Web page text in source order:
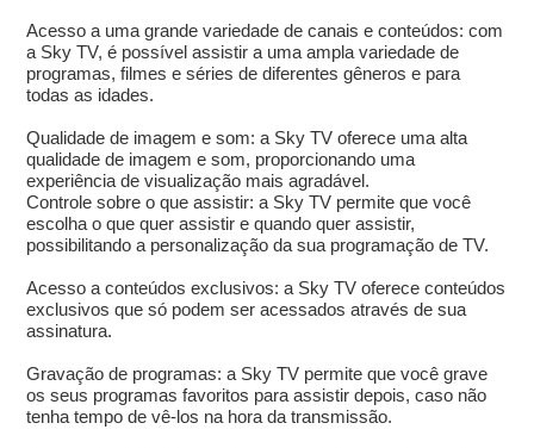
Acesso a uma grande variedade de canais e conteúdos: com
a Sky TV, é possível assistir a uma ampla variedade de
programas, filmes e séries de diferentes gêneros e para
todas as idades.
Qualidade de imagem e som: a Sky TV oferece uma alta
qualidade de imagem e som, proporcionando uma
experiência de visualização mais agradável.
Controle sobre o que assistir: a Sky TV permite que você
escolha o que quer assistir e quando quer assistir,
possibilitando a personalização da sua programação de TV.
Acesso a conteúdos exclusivos: a Sky TV oferece conteúdos
exclusivos que só podem ser acessados através de sua
assinatura.
Gravação de programas: a Sky TV permite que você grave
os seus programas favoritos para assistir depois, caso não
tenha tempo de vê-los na hora da transmissão.